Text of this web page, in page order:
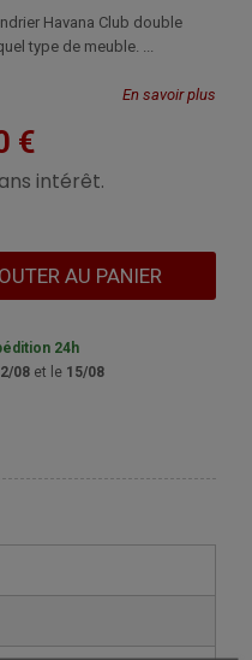
Havana Club double
type de meuble. ...
En savoir plus
€
AU PANIER
24h
08et le 15/08